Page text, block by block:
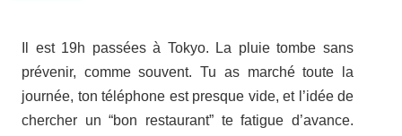
Il est 19h passées à Tokyo. La pluie tombe sans
prévenir, comme souvent. Tu as marché toute la
journée, ton téléphone est presque vide, et l’idée de
chercher un “bon restaurant” te fatigue d’avance.